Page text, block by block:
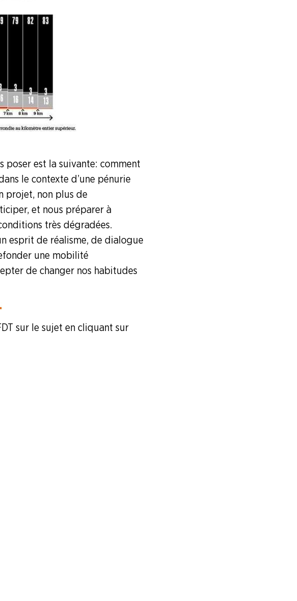
poser est la suivante : comment
le contexte d’une pénurie
projet, non plus de
et nous préparer à
très dégradées.
esprit de réalisme, de dialogue
une mobilité
de changer nos habitudes
sur le sujet en cliquant sur